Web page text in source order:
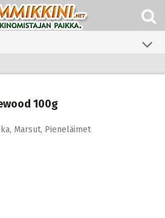
100g
, Marsut, Pieneläimet